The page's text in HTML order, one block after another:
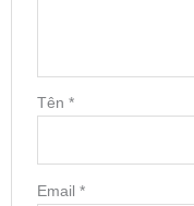
Tên *
Email *